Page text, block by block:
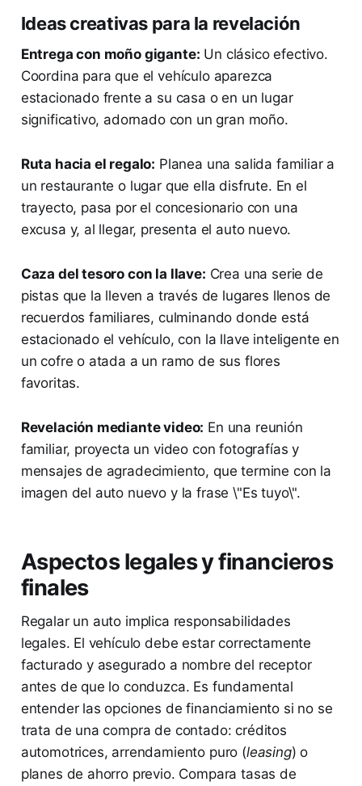
Ideas creativas para la revelación
Entrega con moño gigante: Un clásico efectivo.
Coordina para que el vehículo aparezca
estacionado frente a su casa o en un lugar
significativo, adornado con un gran moño.
Ruta hacia el regalo: Planea una salida familiar a
un restaurante o lugar que ella disfrute. En el
trayecto, pasa por el concesionario con una
excusa y, al llegar, presenta el auto nuevo.
Caza del tesoro con la llave: Crea una serie de
pistas que la lleven a través de lugares llenos de
recuerdos familiares, culminando donde está
estacionado el vehículo, con la llave inteligente en
un cofre o atada a un ramo de sus flores
favoritas.
Revelación mediante video: En una reunión
familiar, proyecta un video con fotografías y
mensajes de agradecimiento, que termine con la
imagen del auto nuevo y la frase \"Es tuyo\".
Aspectos legales y financieros
finales
Regalar un auto implica responsabilidades
legales. El vehículo debe estar correctamente
facturado y asegurado a nombre del receptor
antes de que lo conduzca. Es fundamental
entender las opciones de financiamiento si no se
trata de una compra de contado: créditos
automotrices, arrendamiento puro (leasing) o
planes de ahorro previo. Compara tasas de